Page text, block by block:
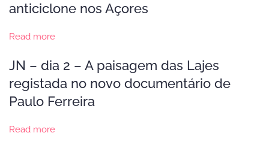
anticiclone nos Açores
Read more
JN – dia 2 – A paisagem das Lajes
registada no novo documentário de
Paulo Ferreira
Read more